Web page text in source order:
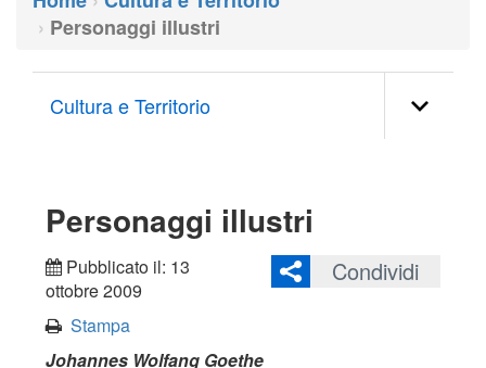
Personaggi illustri
Cultura e Territorio
Personaggi illustri
Pubblicato il: 13
ottobre 2009
Condividi
Stampa
Johannes Wolfang Goethe